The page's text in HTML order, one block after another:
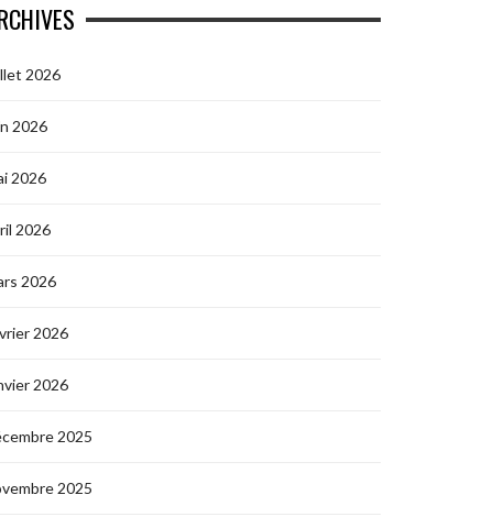
2026
2026
2026
2026
2026
2026
2026
2025
2025